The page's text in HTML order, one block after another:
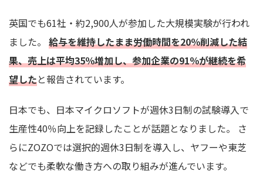
英国でも61社・約2,900人が参加した大規模実験が行われ
ました。 給与を維持したまま労働時間を20％削減した結
果、売上は平均35％増加し、参加企業の91％が継続を希
望したと報告されています。
日本でも、日本マイクロソフトが週休3日制の試験導入で
生産性40％向上を記録したことが話題となりました。 さ
らにZOZOでは選択的週休3日制を導入し、ヤフーや東芝
などでも柔軟な働き方への取り組みが進んでいます。